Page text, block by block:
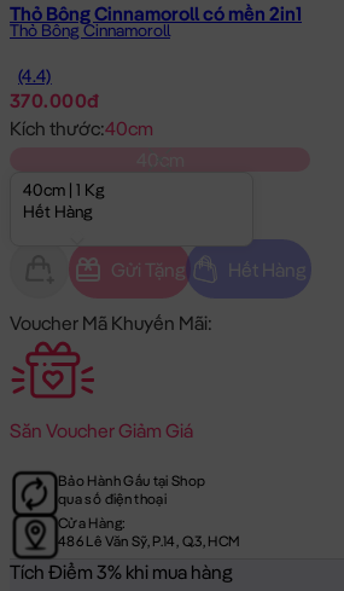
Thỏ Bông Cinnamoroll có mền 2in1
Thỏ Bông Cinnamoroll
(4.4)
370.000đ
Kích thước:40cm
40cm | 1 Kg
Hết Hàng
Gửi Tặng Hết Hàng
Voucher Mã Khuyến Mãi:
Săn Voucher Giảm Giá
Bảo Hành Gấu tại Shop
qua số điện thoại
Cửa Hàng:
486 Lê Văn Sỹ, P.14, Q.3, HCM
Tích Điểm 3% khi mua hàng